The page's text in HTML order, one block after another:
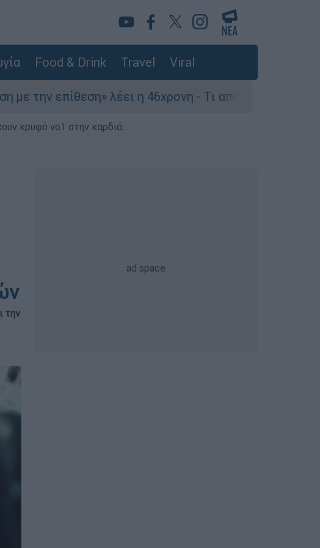
Food & Drink Travel Viral
λέει η 46χρονη - Τι αποκάλυψε στους
κρυφό νο1 στην καρδιά...
την